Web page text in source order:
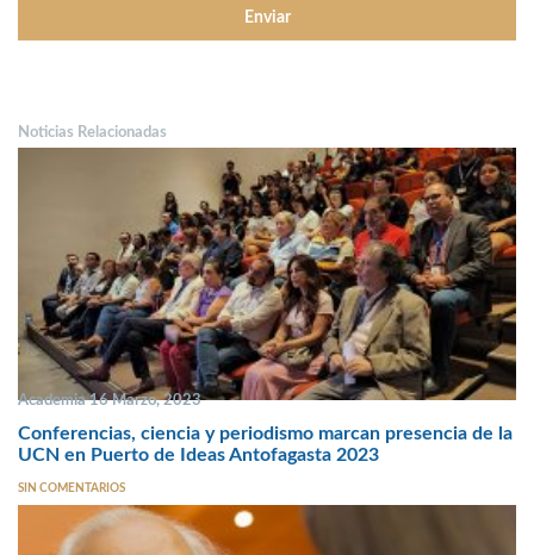
Noticias Relacionadas
Academia 16 Marzo, 2023
Conferencias, ciencia y periodismo marcan presencia de la
UCN en Puerto de Ideas Antofagasta 2023
SIN COMENTARIOS